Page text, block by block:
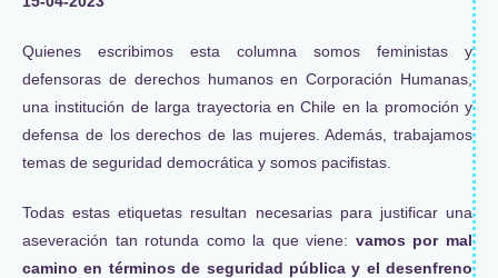
Quienes escribimos esta columna somos feministas y
defensoras de derechos humanos en Corporación Humanas,
una institución de larga trayectoria en Chile en la promoción y
defensa de los derechos de las mujeres. Además, trabajamos
temas de seguridad democrática y somos pacifistas.
Todas estas etiquetas resultan necesarias para justificar una
aseveración tan rotunda como la que viene: vamos por mal
camino en términos de seguridad pública y el desenfreno